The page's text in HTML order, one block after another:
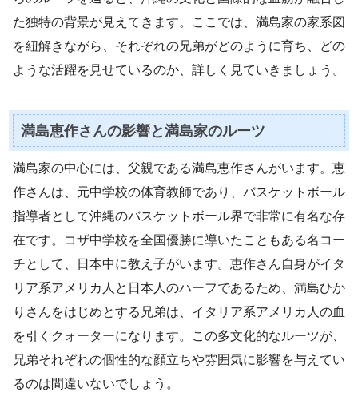
た独特の背景が見えてきます。ここでは、満島家の家系図
を紐解きながら、それぞれの兄弟がどのように育ち、どの
ような活躍を見せているのか、詳しく見ていきましょう。
満島恵作さんの影響と満島家のルーツ
満島家の中心には、父親である満島恵作さんがいます。恵
作さんは、元中学校の体育教師であり、バスケットボール
指導者として沖縄のバスケットボール界で非常に有名な存
在です。コザ中学校を全国優勝に導いたこともある名コー
チとして、日本中に教え子がいます。恵作さん自身がイタ
リア系アメリカ人と日本人のハーフであるため、満島ひか
りさんをはじめとする兄弟は、イタリア系アメリカ人の血
を引くクォーターになります。この多文化的なルーツが、
兄弟それぞれの個性的な顔立ちや雰囲気に影響を与えてい
るのは間違いないでしょう。